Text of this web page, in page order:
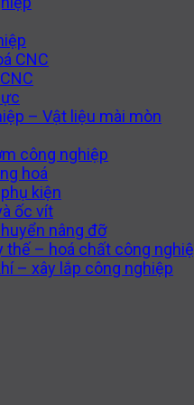
CNC
– Vật liệu mài mòn
công nghiệp
hoá
kiện
ốc vít
nâng đỡ
thế – hoá chất công
– xây lắp công nghiệp